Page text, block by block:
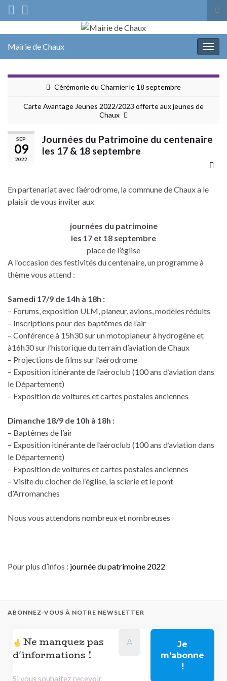
Search for:
Mairie de Chaux
Cérémonie du Charnier le 18 septembre
Carte Avantage Jeunes 2022/2023 offerte aux jeunes de
Chaux
SEP
09
2022
Journées du Patrimoine du centenaire
les 17 & 18 septembre
En partenariat avec l’aérodrome, la commune de Chaux a le
plaisir de vous inviter aux
journées du patrimoine
les 17 et 18 septembre
place de l’église
A l’occasion des festivités du centenaire, un programme à
thème vous attend :
Samedi 17/9 de 14h à 18h :
– Forums, exposition ULM, planeur, avions, modèles réduits
– Inscriptions pour des baptêmes de l’air
– Conférence à 15h30 sur un motoplaneur à hydrogène et
à16h30 sur l’historique du terrain d’aviation de Chaux
– Projections de films sur l’aérodrome
– Exposition itinérante de l’aéroclub (100 ans d’aviation dans
le Département)
– Exposition de voitures et cartes postales anciennes
Dimanche 18/9 de 10h à 18h :
– Baptêmes de l’air
– Exposition itinérante de l’aéroclub (100 ans d’aviation dans
le Département)
– Exposition de voitures et cartes postales anciennes
– Visite du clocher de l’église, la scierie et le pont
d’Arromanches
Nous vous attendons nombreux et nombreuses
Pour plus d’infos : journée du patrimoine 2022
ABONNEZ-VOUS À NOTRE NEWSLETTER
Ne manquez pas
d'informations !
Si vous souhaitez recevoir